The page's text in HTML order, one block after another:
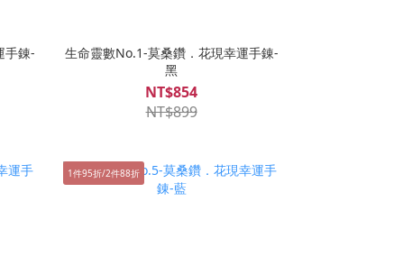
手錬-
生命靈數No.1-莫桑鑽．花現幸運手錬-
黑
NT$854
NT$899
1件95折/2件88折